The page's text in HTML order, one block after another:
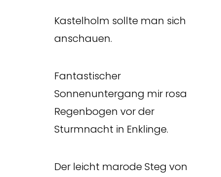
Kastelholm sollte man sich
anschauen.
Fantastischer
Sonnenuntergang mir rosa
Regenbogen vor der
Sturmnacht in Enklinge.
Der leicht marode Steg von